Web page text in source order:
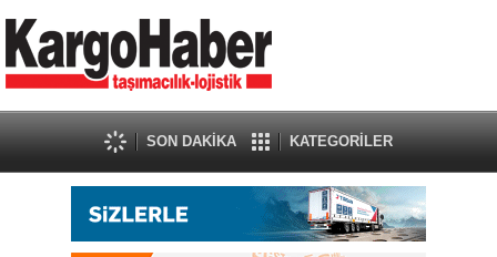
SON DAKİKA KATEGORİLER